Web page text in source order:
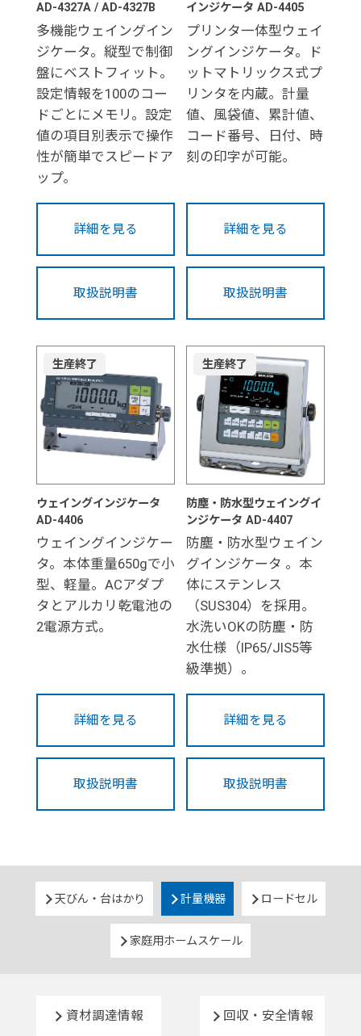
AD-4327A / AD-4327B
多機能ウェイングイン
ジケータ。縦型で制御
盤にベストフィット。
設定情報を100のコー
ドごとにメモリ。設定
値の項目別表示で操作
性が簡単でスピードア
ップ。
詳細を見る
取扱説明書
インジケータ AD-4405
プリンタ一体型ウェイ
ングインジケータ。ド
ットマトリックス式プ
リンタを内蔵。計量
値、風袋値、累計値、
コード番号、日付、時
刻の印字が可能。
詳細を見る
取扱説明書
生産終了
ウェイングインジケータ
AD-4406
ウェイングインジケー
タ。本体重量650gで小
型、軽量。ACアダプ
タとアルカリ乾電池の
2電源方式。
詳細を見る
取扱説明書
生産終了
防塵・防水型ウェイングイ
ンジケータ AD-4407
防塵・防水型ウェイン
グインジケータ 。本
体にステンレス
（SUS304）を採用。
水洗いOKの防塵・防
水仕様（IP65/JIS5等
級準拠）。
詳細を見る
取扱説明書
天びん・台はかり 計量機器 ロードセル
家庭用ホームスケール
資材調達情報 回収・安全情報